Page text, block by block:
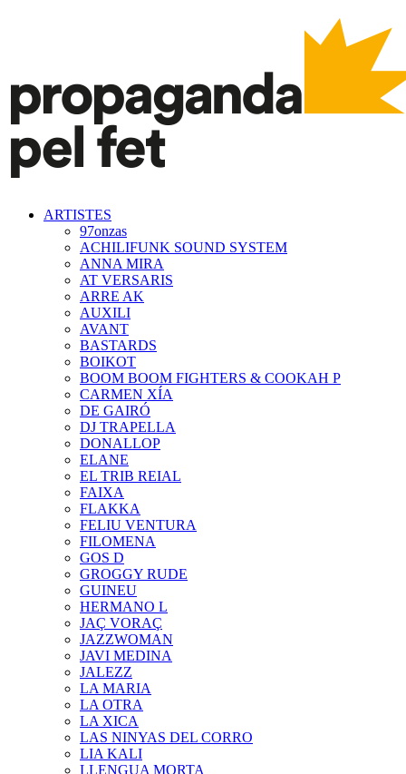
ARTISTES
97onzas
ACHILIFUNK SOUND SYSTEM
ANNA MIRA
AT VERSARIS
ARRE AK
AUXILI
AVANT
BASTARDS
BOIKOT
BOOM BOOM FIGHTERS & COOKAH P
CARMEN XÍA
DE GAIRÓ
DJ TRAPELLA
DONALLOP
ELANE
EL TRIB REIAL
FAIXA
FLAKKA
FELIU VENTURA
FILOMENA
GOS D
GROGGY RUDE
GUINEU
HERMANO L
JAÇ VORAÇ
JAZZWOMAN
JAVI MEDINA
JALEZZ
LA MARIA
LA OTRA
LA XICA
LAS NINYAS DEL CORRO
LIA KALI
LLENGUA MORTA